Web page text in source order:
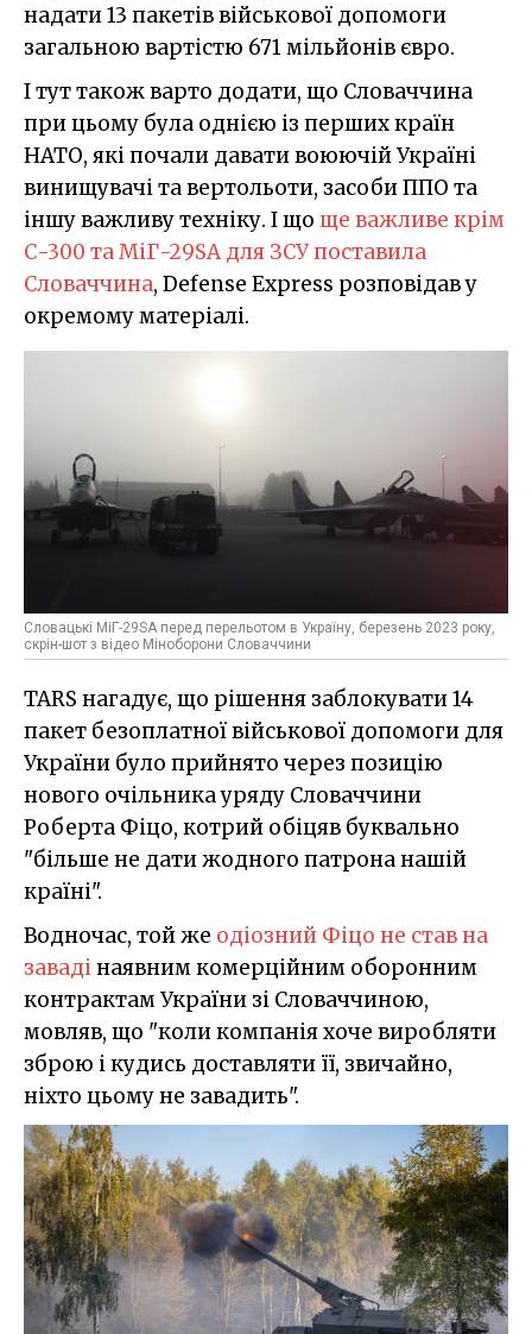
надати 13 пакетів військової допомоги
загальною вартістю 671 мільйонів євро.
І тут також варто додати, що Словаччина
при цьому була однією із перших країн
НАТО, які почали давати воюючій Україні
винищувачі та вертольоти, засоби ППО та
іншу важливу техніку. І що ще важливе крім
С-300 та МіГ-29SA для ЗСУ поставила
Словаччина, Defense Express розповідав у
окремому матеріалі.
Словацькі МіГ-29SA перед перельотом в Україну, березень 2023 року,
скрін-шот з відео Міноборони Словаччини
TARS нагадує, що рішення заблокувати 14
пакет безоплатної військової допомоги для
України було прийнято через позицію
нового очільника уряду Словаччини
Роберта Фіцо, котрий обіцяв буквально
"більше не дати жодного патрона нашій
країні".
Водночас, той же одіозний Фіцо не став на
завадінаявним комерційним оборонним
контрактам України зі Словаччиною,
мовляв, що "коли компанія хоче виробляти
зброю і кудись доставляти її, звичайно,
ніхто цьому не завадить".